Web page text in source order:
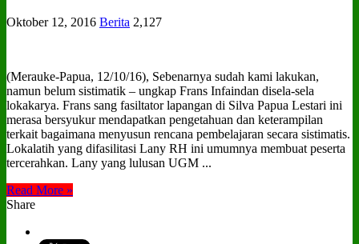
Oktober 12, 2016 Berita 2,127
(Merauke-Papua, 12/10/16), Sebenarnya sudah kami lakukan,
namun belum sistimatik – ungkap Frans Infaindan disela-sela
lokakarya. Frans sang fasiltator lapangan di Silva Papua Lestari ini
merasa bersyukur mendapatkan pengetahuan dan keterampilan
terkait bagaimana menyusun rencana pembelajaran secara sistimatis.
Lokalatih yang difasilitasi Lany RH ini umumnya membuat peserta
tercerahkan. Lany yang lulusan UGM ...
Read More »
Share